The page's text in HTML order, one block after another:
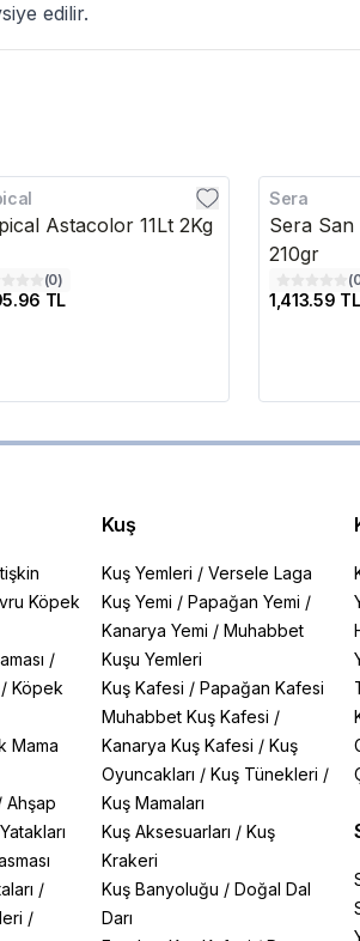
edilir.
Astacolor 11Lt 2Kg
(0)
TL
Sera
Sera
210gr
(
1,413.59 TL
Köpek
/
/Köpek
Mama
Ahşap
/
/
Kuş
Kuş Yemleri / Versele Laga
Kuş Yemi / Papağan Yemi /
Kanarya Yemi / Muhabbet
Kuşu Yemleri
Kuş Kafesi / Papağan Kafesi
Muhabbet Kuş Kafesi /
Kanarya Kuş Kafesi / Kuş
Oyuncakları / Kuş Tünekleri /
Kuş Mamaları
Kuş Aksesuarları / Kuş
Krakeri
Kuş Banyoluğu / Doğal Dal
Darı